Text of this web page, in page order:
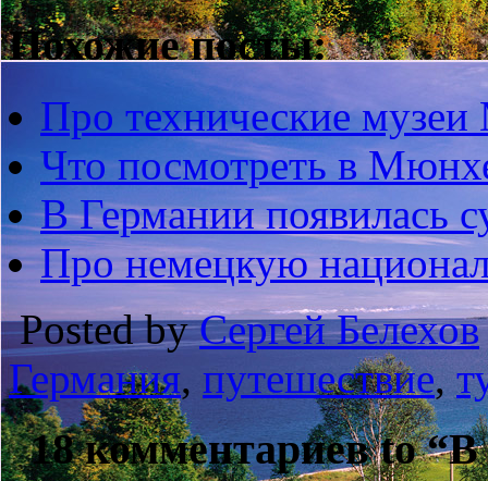
Похожие посты:
Про технические
Что посмотреть в
В Германии появилась
Про немецкую
Posted byСергей Белехов
Германия, путешествие,
18 комментариев to